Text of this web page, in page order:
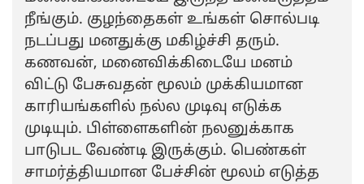
நீங்கும். குழந்தைகள் உங்கள் சொல்படி
நடப்பது மனதுக்கு மகிழ்ச்சி தரும்.
கணவன், மனைவிக்கிடையே மனம்
விட்டு பேசுவதன் மூலம் முக்கியமான
காரியங்களில் நல்ல முடிவு எடுக்க
முடியும். பிள்ளைகளின் நலனுக்காக
பாடுபட வேண்டி இருக்கும். பெண்கள்
சாமர்த்தியமான பேச்சின் மூலம் எடுத்த